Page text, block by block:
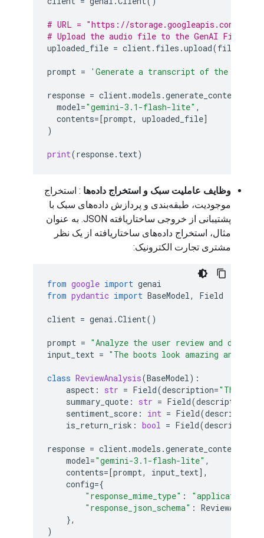
# URL = "https://storage.googleapis.com/
# Upload the audio file to the GenAI File API
uploaded_file = client. files .upload(file
prompt = 'Generate a transcript of the
response = client.models .generate_content
model="gemini-3.1-flash-lite" ,
contents=[prompt, uploaded_file]
)
print(response. text)
وظایف عاملیت سبک و استخراج داده‌ها : استخراج
موجودیت، طبقه‌بندی و پردازش داده‌های سبک با
پشتیبانی از خروجی ساختاریافته JSON. به عنوان
مثال، استخراج داده‌های ساختاریافته از یک نظر
مشتری تجارت الکترونیک:
from google import genai
from pydantic import BaseModel, Field
client = genai .Client()
prompt = "Analyze the user review and
input_text = "The boots look amazing and
class ReviewAnalysis(BaseModel):
aspect : str = Field(description="The
summary_quote : str = Field(description
sentiment_score : int = Field(description
is_return_risk : bool = Field(description
response = client.models .generate_content
model="gemini-3.1-flash-lite" ,
contents=[prompt, input_text],
config={
"response_mime_type" :
"application/
"response_json_schema" :
},
)